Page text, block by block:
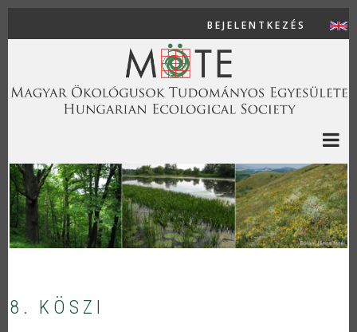
Ugrás a tartalomra
USER
BEJELENTKEZÉS
8. KÖSZI